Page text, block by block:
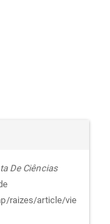
De Ciências
raizes/article/vie